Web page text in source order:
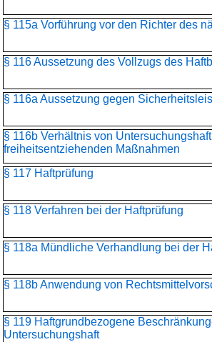
§ 115a Vorführung vor den Richter des
§ 116 Aussetzung des Vollzugs des
§ 116a Aussetzung gegen
§ 116b Verhältnis von
freiheitsentziehenden Maßnahmen
§ 117 Haftprüfung
§ 118 Verfahren bei der Haftprüfung
§ 118a Mündliche Verhandlung bei der
§ 118b Anwendung von
§ 119 Haftgrundbezogene
Untersuchungshaft